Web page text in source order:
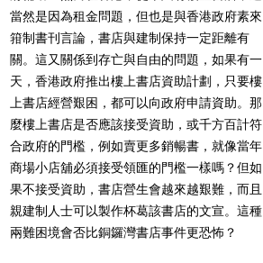
當然是因為租金問題，但也是與香港政府素來
箝制書刊言論，書店與建制保持一定距離有
關。這又關係到存亡與自由的問題，如果有一
天，香港政府推出樓上書店資助計劃，只要樓
上書店經營艱困，都可以向政府申請資助。那
麼樓上書店是否應該接受資助，或千方百計符
合政府的門檻，例如賣更多銷暢書，就像當年
商場小店舖必須接受領匯的門檻一樣嗎？但如
果不接受資助，書店營生會越來越艱難，而且
親建制人士可以製作杯葛該書店的文宣。這種
兩難困境會否比銅鑼灣書店事件更恐怖？